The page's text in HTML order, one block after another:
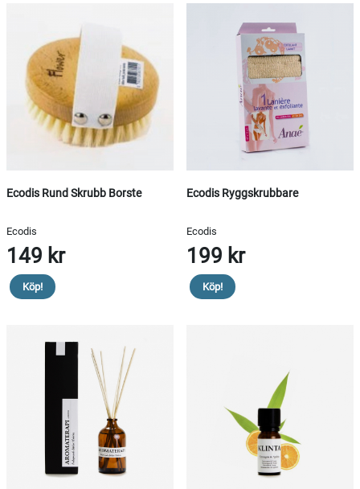
Ecodis Rund Skrubb Borste
Ecodis
149 kr
Köp!
Ecodis Ryggskrubbare
Ecodis
199 kr
Köp!